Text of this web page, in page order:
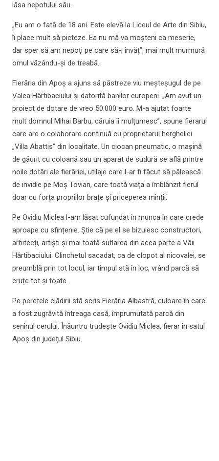
lăsa nepotului său.
„Eu am o fată de 18 ani. Este elevă la Liceul de Arte din Sibiu,
îi place mult să picteze. Ea nu mă va moșteni ca meserie,
dar sper să am nepoți pe care să-i învăț”, mai mult murmură
omul văzându-și de treabă.
Fierăria din Apoș a ajuns să păstreze viu meșteșugul de pe
Valea Hârtibaciului și datorită banilor europeni. „Am avut un
proiect de dotare de vreo 50.000 euro. M-a ajutat foarte
mult domnul Mihai Barbu, căruia îi mulțumesc”, spune fierarul
care are o colaborare continuă cu proprietarul hergheliei
„Villa Abattis” din localitate. Un ciocan pneumatic, o mașină
de găurit cu coloană sau un aparat de sudură se află printre
noile dotări ale fierăriei, utilaje care l-ar fi făcut să pălească
de invidie pe Moș Tovian, care toată viața a îmblânzit fierul
doar cu forța propriilor brațe și priceperea minții.
Pe Ovidiu Miclea l-am lăsat cufundat în munca în care crede
aproape cu sfințenie. Știe că pe el se bizuiesc constructori,
arhitecți, artiști și mai toată suflarea din acea parte a Văii
Hârtibaciului. Clinchetul sacadat, ca de clopot al nicovalei, se
preumblă prin tot locul, iar timpul stă în loc, vrând parcă să
cruțe tot și toate.
Pe peretele clădirii stă scris Fierăria Albastră, culoare în care
a fost zugrăvită întreaga casă, împrumutată parcă din
seninul cerului. Înăuntru trudește Ovidiu Miclea, fierar în satul
Apoș din județul Sibiu.